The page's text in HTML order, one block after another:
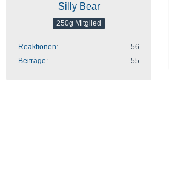
Silly Bear
250g Mitglied
Reaktionen
56
Beiträge
55